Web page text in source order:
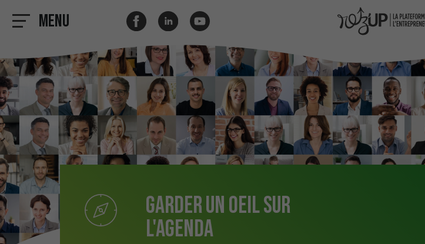
Menu
Garder un oeil sur
l'agenda